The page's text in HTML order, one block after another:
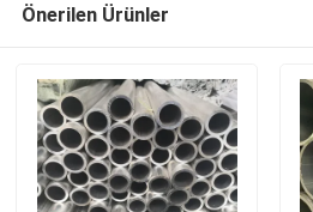
Önerilen Ürünler